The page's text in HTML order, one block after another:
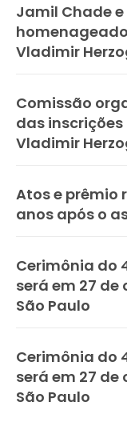
Jamil Chade
Vladimir
Comissão
das
Vladimir
Atos e prêmio
anos após o
Cerimônia do
será em 27
São Paulo
Cerimônia do
será em 27
São Paulo